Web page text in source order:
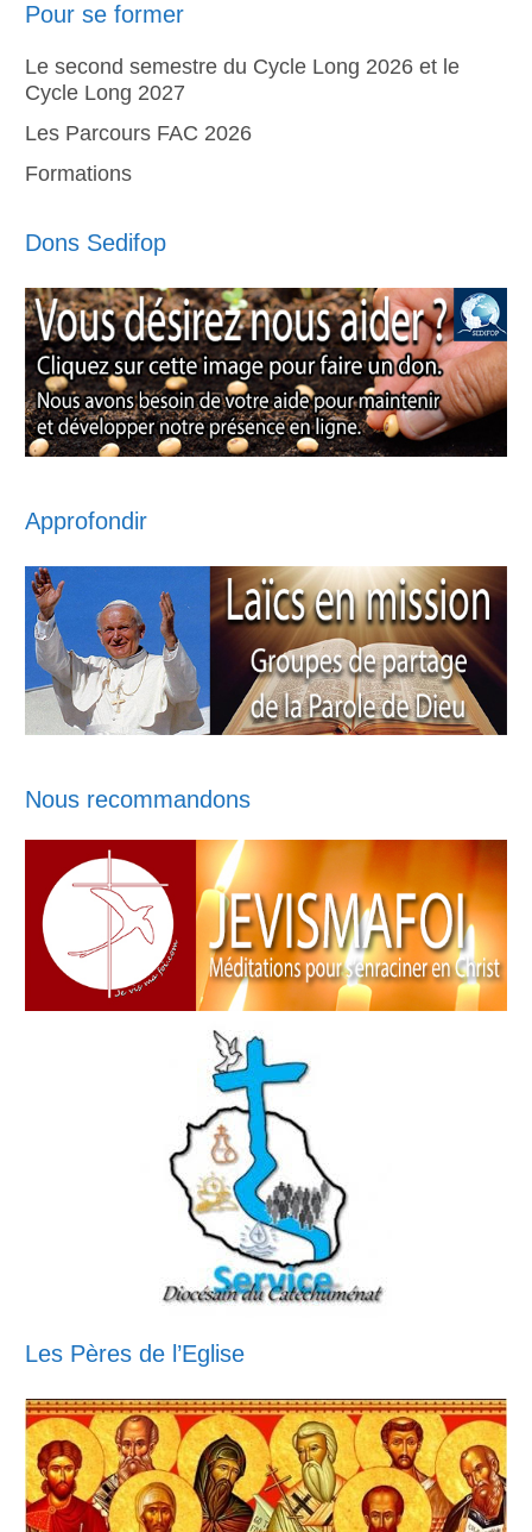
Pour se former
Le second semestre du Cycle Long 2026 et le
Cycle Long 2027
Les Parcours FAC 2026
Formations
Dons Sedifop
Approfondir
Nous recommandons
Les Pères de l’Eglise